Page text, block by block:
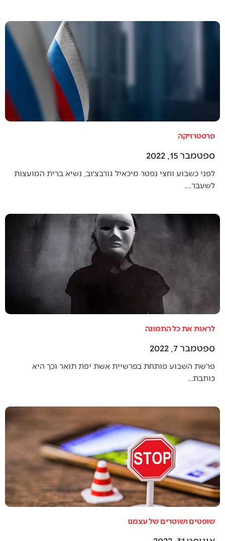
פרסטרויקה
ספטמבר 15, 2022
לפני כשבוע וחצי נפטר מיכאיל גורבצ׳וב, נשיא ברית המועצות
לשעבר.…
לראות את כל התמונה
ספטמבר 7, 2022
פרשת השבוע פותחת בפרשיית אשת יפת תואר וכך היא
כותבת…
שופטים ושוטרים של עצמנו